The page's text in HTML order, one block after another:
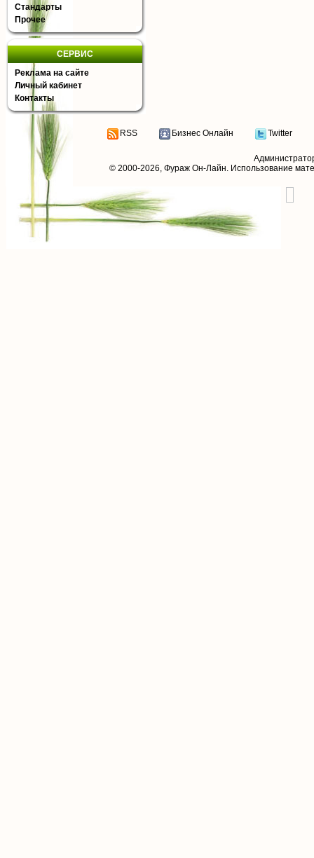
Стандарты
Прочее
СЕРВИС
Реклама на сайте
Личный кабинет
Контакты
RSS Бизнес Онлайн Twitter
© 2000-2026, Фураж Он-Лайн. Использование